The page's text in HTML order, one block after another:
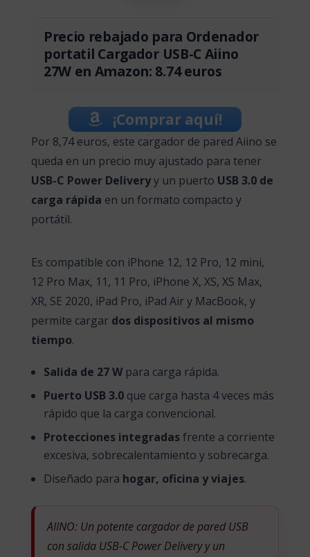
Precio rebajado para Ordenador
portatil Cargador USB-C Aiino
27W en Amazon: 8.74 euros
¡Comprar aquí!
Por 8,74 euros, este cargador de pared Aiino se
queda en un precio muy ajustado para tener
USB-C Power Deliveryy un puerto USB 3.0 de
carga rápida en un formato compacto y
portátil.
Es compatible con iPhone 12, 12 Pro, 12 mini,
12 Pro Max, 11, 11 Pro, iPhone X, XS, XS Max,
XR, SE 2020, iPad Pro, iPad Air y MacBook, y
permite cargar dos dispositivos al mismo
tiempo.
Salida de 27 W para carga rápida.
Puerto USB 3.0 que carga hasta 4 veces más
rápido que la carga convencional.
Protecciones integradasfrente a corriente
excesiva, sobrecalentamiento y sobrecarga.
Diseñado para hogar, oficina y viajes.
AIINO: Un potente cargador de pared USB
con salida USB-C Power Delivery y un